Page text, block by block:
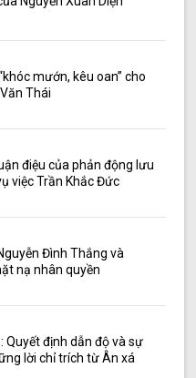
mướn, kêu oan” cho
Thái
điệu của phản động lưu
việc Trần Khắc Đức
Đình Thắng và
nạ nhân quyền
Quyết định dẫn độ và sự
lời chỉ trích từ Ân xá